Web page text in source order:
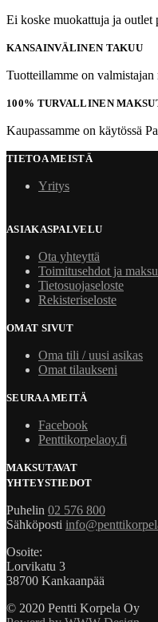
Ei koske muokattuja ja outlet
KANSAINVÄLINEN TAKUU
Tuotteillamme on valmistajan
100% TURVALLINEN
Kaupassamme on käytössä
TIETOA MEISTÄ
Yritys
ASIAKASPALVELU
Ota yhteyttä
Toimitusehdot ja
Tietosuojaseloste
Rekisteriseloste
OMAT SIVUT
Oma tili / uusi asikas
Omat tilaukseni
SEURAA MEITÄ
Facebook
Penttikorpelaoy.fi
MAKSUTAVAT
YHTEYSTIEDOT
Puhelin 02 576 800
Sähköposti
Osoite:
Lorvikatu 3
38700 Kankaanpää
© 2020 Pentti Korpela Oy